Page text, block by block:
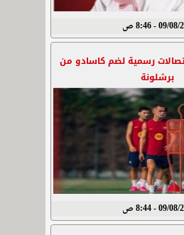
- 8:46 ص
رسمية لضم كاسادو من
برشلونة
- 8:44 ص